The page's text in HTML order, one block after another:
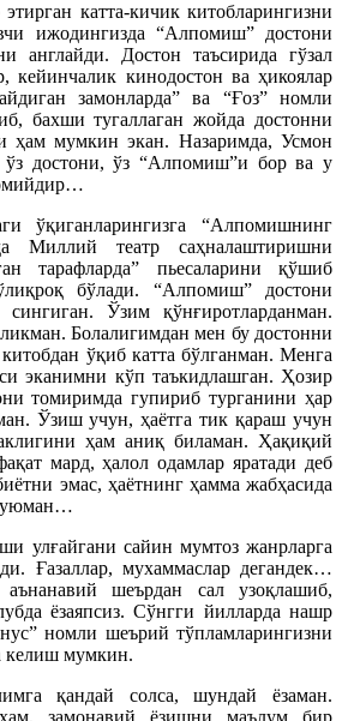
катта-кичик китобларингизни
ижодингизда “Алпомиш” достони
англайди. Достон таъсирида гўзал
кейинчалик кинодостон ва ҳикоялар
замонларда” ва “Ғоз” номли
бахши тугаллаган жойда достонни
ҳам мумкин экан. Назаримда, Усмон
достони, ўз “Алпомиш”и бор ва у
ўқиганларингизга “Алпомишнинг
Миллий театр саҳналаштиришни
тарафларда” пьесаларини қўшиб
бўлади. “Алпомиш” достони
Ўзим қўнғиротларданман.
Болалигимдан мен бу достонни
ўқиб катта бўлганман. Менга
эканимни кўп таъкидлашган. Ҳозир
томиримда гупириб турганини ҳар
Ўзиш учун, ҳаётга тик қараш учун
ҳам аниқ биламан. Ҳақиқий
мард, ҳалол одамлар яратади деб
эмас, ҳаётнинг ҳамма жабҳасида
улғайгани сайин мумтоз жанрларга
Ғазаллар, мухаммаслар дегандек…
шеърдан сал узоқлашиб,
ёзаяпсиз. Сўнгги йилларда нашр
номли шеърий тўпламларингизни
келиш мумкин.
қандай солса, шундай ёзаман.
замонавий ёзишни маълум бир